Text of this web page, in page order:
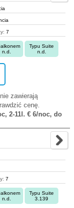
7
n.d.
Typu Suite
n.d.
zawierają
cenę.
2-11l. € 6/noc, do
7
n.d.
Typu Suite
3.139